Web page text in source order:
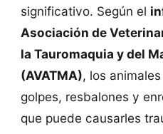
significativo. Según el
Asociación de
la Tauromaquia y del
(AVATMA), los
golpes, resbalones y
que puede causarles